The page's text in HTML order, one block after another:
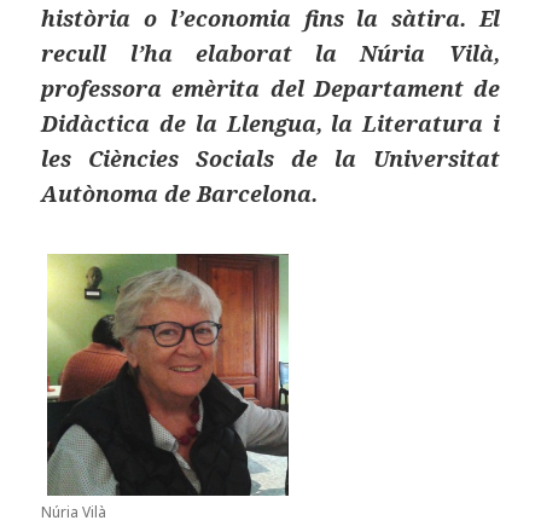
història o l’economia fins la sàtira. El
recull l’ha elaborat la Núria Vilà,
professora emèrita del Departament de
Didàctica de la Llengua, la Literatura i
les Ciències Socials de la Universitat
Autònoma de Barcelona.
Núria Vilà